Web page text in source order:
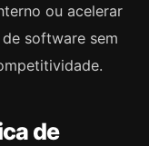
ou acelerar
software sem
de